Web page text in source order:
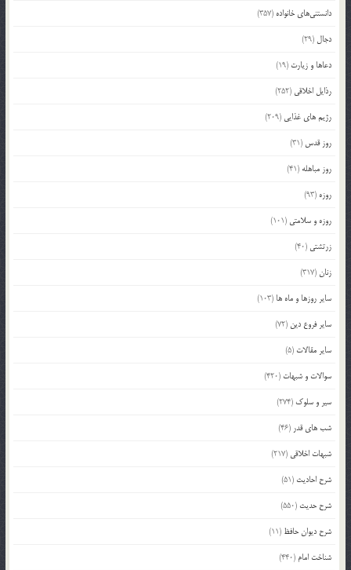
دانستنی‌های خانواده (357)
دجال (29)
دعاها و زیارت (19)
رذایل اخلاقی (252)
رژیم های غذایی (209)
روز قدس (31)
روز مباهله (41)
روزه (93)
روزه و سلامتی (101)
زرتشتی (40)
زنان(317)
سایر روزها و ماه ها (103)
سایر فروع دین (72)
سایر مقالات (5)
سوالات و شبهات (420)
سیر و سلوک (274)
شب های قدر (46)
شبهات اخلاقی (217)
شرح احادیث (51)
شرح حدیث (550)
شرح دیوان حافظ (11)
شناخت امام (440)